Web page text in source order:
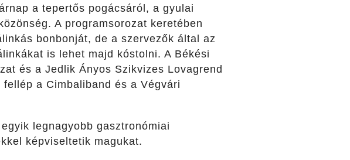
a tepertős pogácsáról, a gyulai
A programsorozat keretében
bonbonját, de a szervezők által az
is lehet majd kóstolni. A Békési
és a Jedlik Ányos Szikvizes Lovagrend
a Cimbaliband és a Végvári
legnagyobb gasztronómiai
képviseltetik magukat.